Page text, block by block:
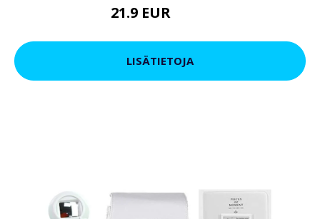
21.9 EUR
LISÄTIETOJA